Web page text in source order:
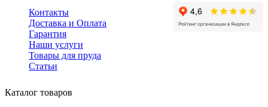
Контакты
Доставка и Оплата
Гарантия
Наши услуги
Товары для пруда
Статьи
Каталог товаров